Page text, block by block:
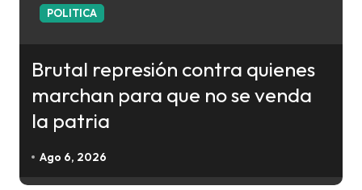
POLITICA
Brutal represión contra quienes
marchan para que no se venda
la patria
Ago 6, 2026